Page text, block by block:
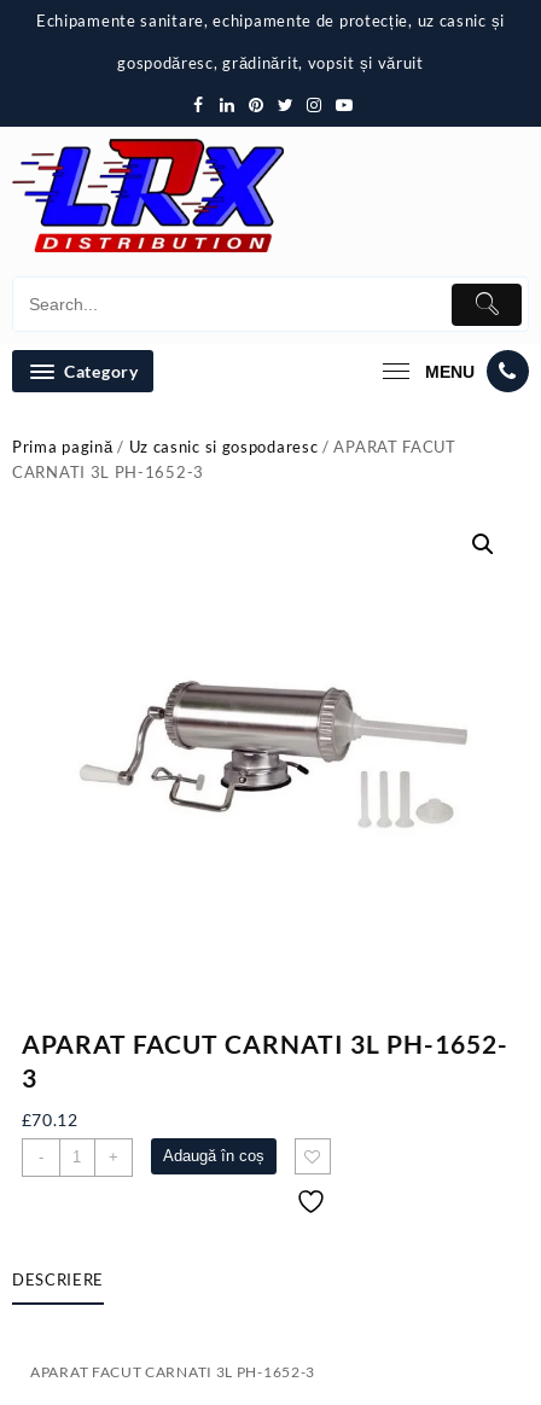
Echipamente sanitare, echipamente de protecție, uz casnic și
gospodăresc, grădinărit, vopsit și văruit
Category MENU
Prima pagină/ Uz casnic si gospodaresc / APARAT FACUT
CARNATI 3L PH-1652-3
APARAT FACUT CARNATI 3L PH-1652-
3
£70.12
-
Cantitate
APARAT
PH-
1652-
+ Adaugă în coș
DESCRIERE
APARAT FACUT CARNATI 3L PH-1652-3